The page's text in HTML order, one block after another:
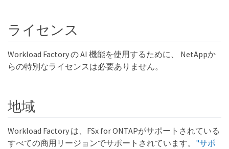
ライセンス
Workload Factory の AI 機能を使用するために、 NetAppか
らの特別なライセンスは必要ありません。
地域
Workload Factory は、FSx for ONTAPがサポートされている
すべての商用リージョンでサポートされています。 "サポ